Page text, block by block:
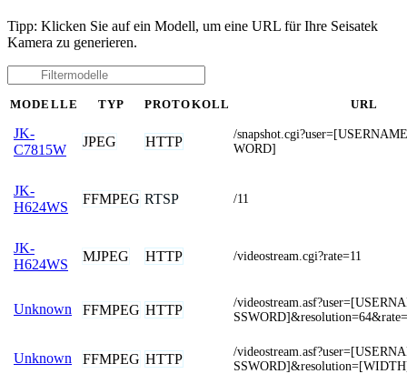
Tipp: Klicken Sie auf ein Modell, um eine URL für Ihre Seisatek
Kamera zu generieren.
MODELLE TYP PROTOKOLL URL
JK-
C7815W
JPEG HTTP
/
WORD]
JK-
H624WS
FFMPEG RTSP /11
JK-
H624WS
MJPEG HTTP /videostream.cgi?rate=11
Unknown FFMPEG HTTP
/
Unknown FFMPEG HTTP
/